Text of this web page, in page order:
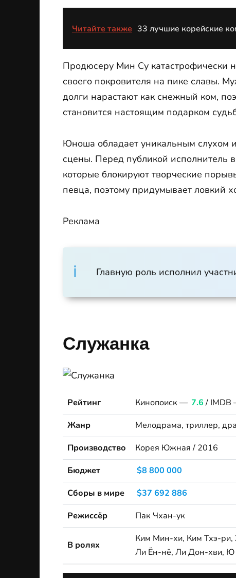
Читайте также 33 лучшие корейские
Продюсеру Мин Су катастрофически
своего покровителя на пике славы.
долги нарастают как снежный ком,
становится настоящим подарком
Юноша обладает уникальным слухом
сцены. Перед публикой исполнитель
которые блокируют творческие
певца, поэтому придумывает ловкий
Реклама
Главную роль исполнил
Служанка
Рейтинг Кинопоиск — 7.6 /
Жанр
Мелодрама, триллер,
Производство
Корея Южная / 2016
Бюджет
$8 800 000
Сборы в мире
$37 692 886
Режиссёр
Пак Чхан-ук
В ролях
Ким Мин-хи, Ким Тхэ-
Ли Ён-нё, Ли Дон-хви,